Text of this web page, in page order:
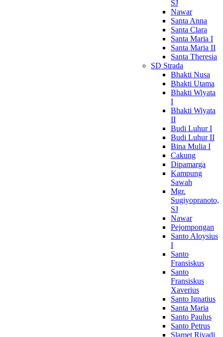
SJ
Nawar
Santa Anna
Santa Clara
Santa Maria I
Santa Maria II
Santa Theresia
SD Strada
Bhakti Nusa
Bhakti Utama
Bhakti Wiyata
I
Bhakti Wiyata
II
Budi Luhur I
Budi Luhur II
Bina Mulia I
Cakung
Dipamarga
Kampung
Sawah
Mgr.
Sugiyopranoto,
SJ
Nawar
Pejompongan
Santo Aloysius
I
Santo
Fransiskus
Santo
Fransiskus
Xaverius
Santo Ignatius
Santa Maria
Santo Paulus
Santo Petrus
Slamet Riyadi